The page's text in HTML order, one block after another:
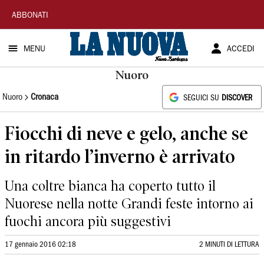
La
Nuova
Sardegna
ABBONATI
MENU ACCEDI
Nuoro
Nuoro Cronaca SEGUICI SU DISCOVER
Fiocchi di neve e gelo, anche se
in ritardo l’inverno è arrivato
Una coltre bianca ha coperto tutto il
Nuorese nella notte Grandi feste intorno ai
fuochi ancora più suggestivi
17 gennaio 2016 02:18 2 MINUTI DI LETTURA